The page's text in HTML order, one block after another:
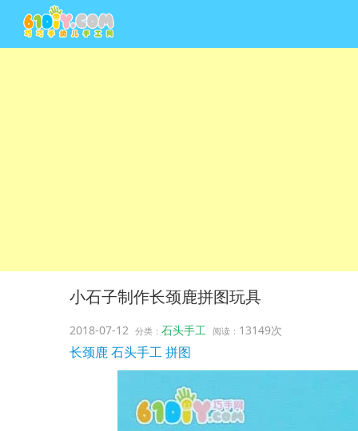
小石子制作长颈鹿拼图玩具
2018-07-12 分类： 石头手工 阅读： 13149次
长颈鹿石头手工拼图